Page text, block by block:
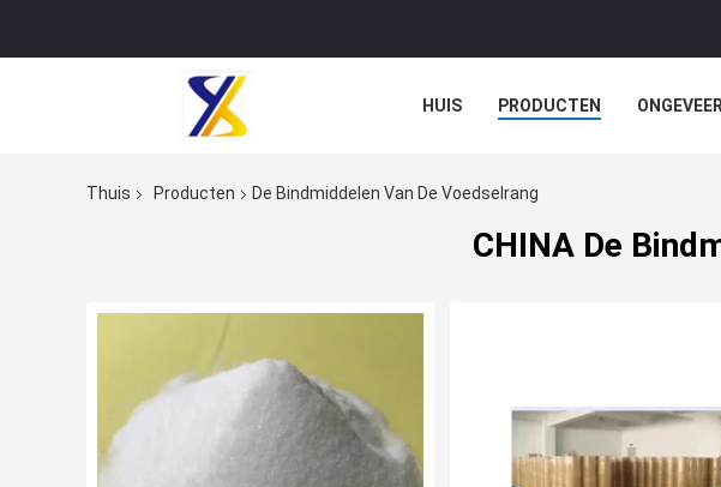
HUIS PRODUCTEN
Thuis Producten De Bindmiddelen Van De Voedselrang
CHINA De